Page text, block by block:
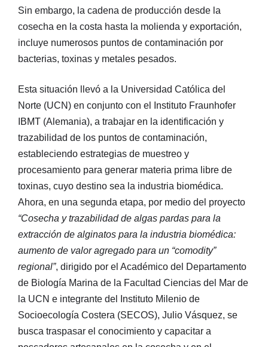
Sin embargo, la cadena de producción desde la
cosecha en la costa hasta la molienda y exportación,
incluye numerosos puntos de contaminación por
bacterias, toxinas y metales pesados.
Esta situación llevó a la Universidad Católica del
Norte (UCN) en conjunto con el Instituto Fraunhofer
IBMT (Alemania), a trabajar en la identificación y
trazabilidad de los puntos de contaminación,
estableciendo estrategias de muestreo y
procesamiento para generar materia prima libre de
toxinas, cuyo destino sea la industria biomédica.
Ahora, en una segunda etapa, por medio del proyecto
“Cosecha y trazabilidad de algas pardas para la
extracción de alginatos para la industria biomédica:
aumento de valor agregado para un “comodity”
regional”, dirigido por el Académico del Departamento
de Biología Marina de la Facultad Ciencias del Mar de
la UCN e integrante del Instituto Milenio de
Socioecología Costera (SECOS), Julio Vásquez, se
busca traspasar el conocimiento y capacitar a